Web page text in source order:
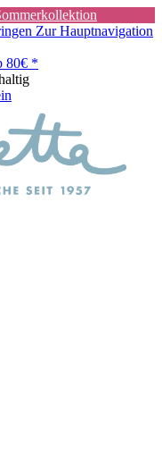
Zur Hauptnavigation
80€ *